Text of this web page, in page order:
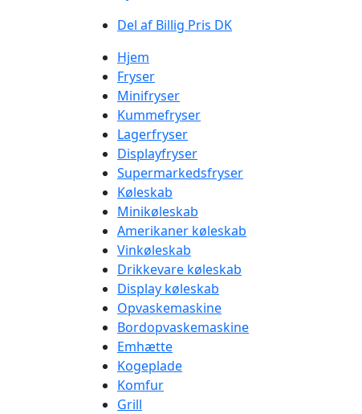
Del af Billig Pris DK
Hjem
Fryser
Minifryser
Kummefryser
Lagerfryser
Displayfryser
Supermarkedsfryser
Køleskab
Minikøleskab
Amerikaner køleskab
Vinkøleskab
Drikkevare køleskab
Display køleskab
Opvaskemaskine
Bordopvaskemaskine
Emhætte
Kogeplade
Komfur
Grill